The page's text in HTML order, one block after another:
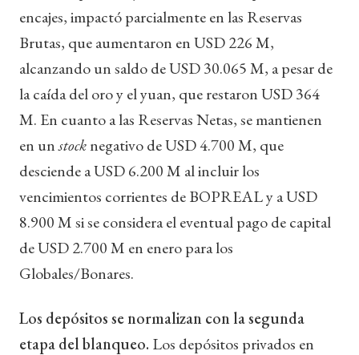
encajes, impactó parcialmente en las Reservas
Brutas, que aumentaron en USD 226 M,
alcanzando un saldo de USD 30.065 M, a pesar de
la caída del oro y el yuan, que restaron USD 364
M. En cuanto a las Reservas Netas, se mantienen
en unstocknegativo de USD 4.700 M, que
desciende a USD 6.200 M al incluir los
vencimientos corrientes de BOPREAL y a USD
8.900 M si se considera el eventual pago de capital
de USD 2.700 M en enero para los
Globales/Bonares.
Los depósitos se normalizan con la segunda
etapa del blanqueo. Los depósitos privados en